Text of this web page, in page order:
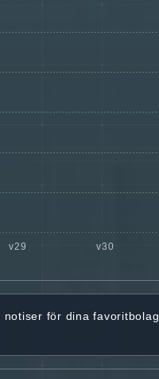
notiser för dina favoritbolag